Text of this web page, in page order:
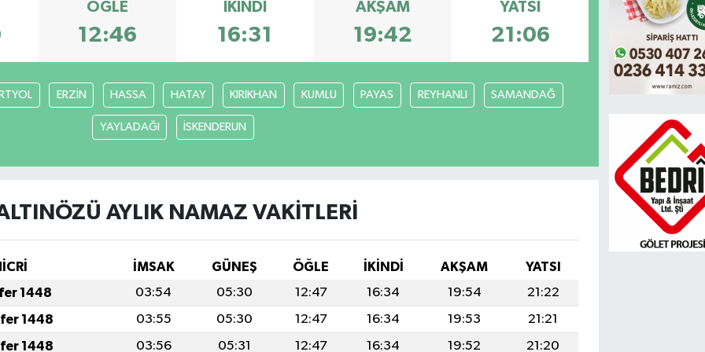
ÖĞLE
12:46
İKINDI
16:31
AKŞAM
19:42
YATSI
21:06
ERZİN HASSA HATAY KIRIKHAN KUMLU PAYAS REYHANLI SAMANDAĞ
YAYLADAĞI İSKENDERUN
AYLIK NAMAZ VAKITLERI
İMSAK GÜNEŞ ÖĞLE İKINDI AKŞAM
YATSI
1448 03:54 05:30 12:47 16:34 19:54
21:22
1448 03:55 05:30 12:47 16:34 19:53
21:21
1448 03:56 05:31 12:47 16:34 19:52
21:20